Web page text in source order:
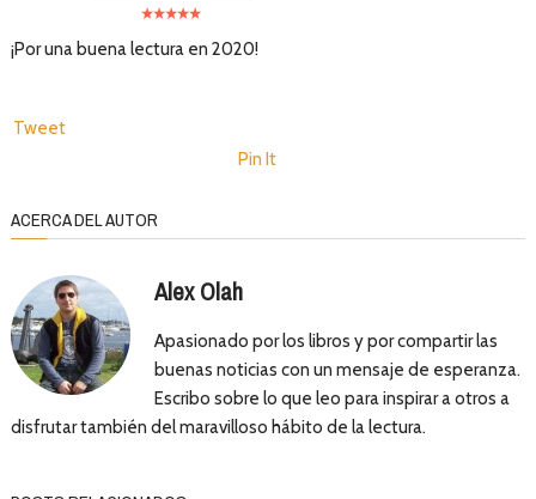
¡Por una buena lectura en 2020!
Tweet
Pin It
ACERCA DEL AUTOR
Alex Olah
Apasionado por los libros y por compartir las
buenas noticias con un mensaje de esperanza.
Escribo sobre lo que leo para inspirar a otros a
disfrutar también del maravilloso hábito de la lectura.